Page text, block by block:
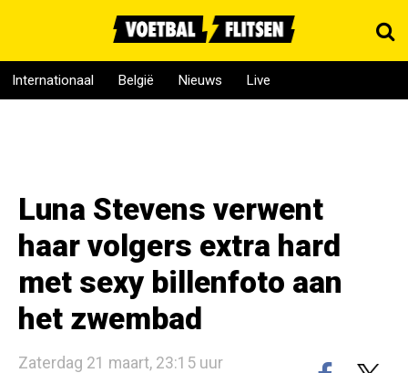
Internationaal België Nieuws Live
Luna Stevens verwent
haar volgers extra hard
met sexy billenfoto aan
het zwembad
Zaterdag 21 maart, 23:15 uur